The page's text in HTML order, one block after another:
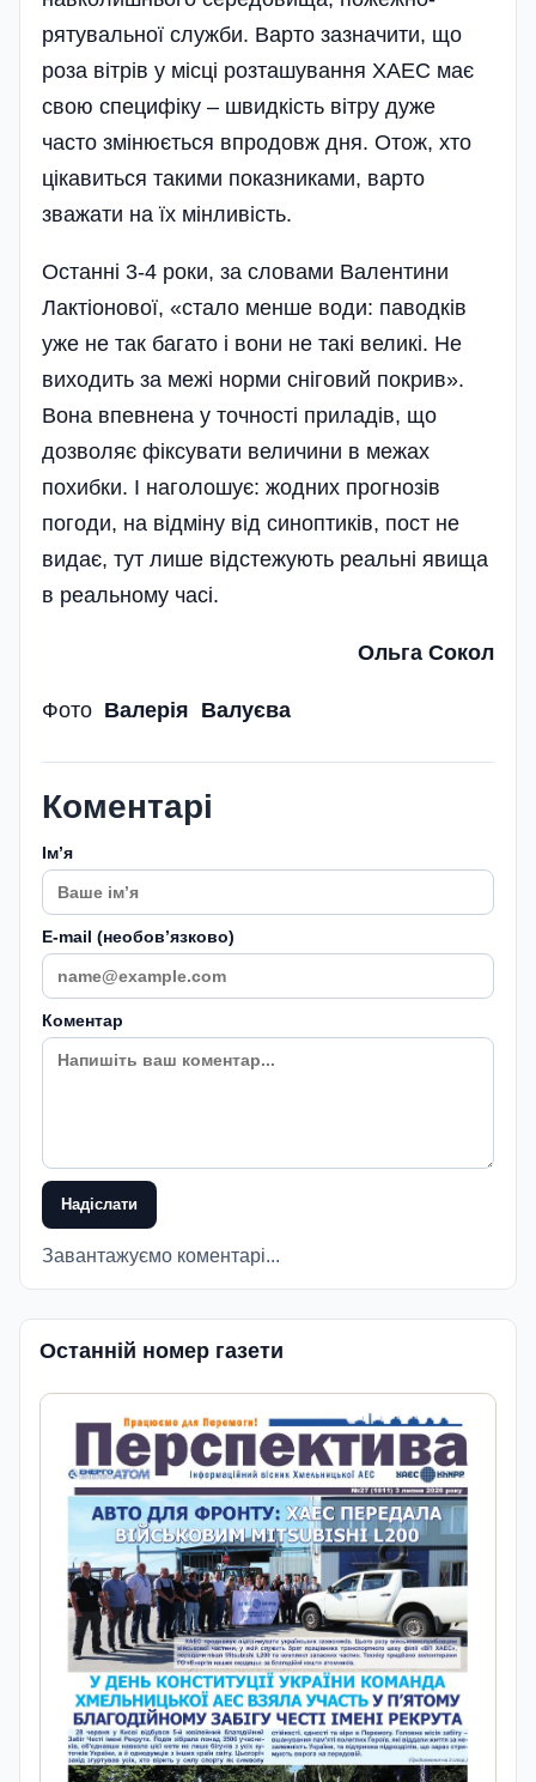
рятувальн­ої служби. Варто за­значити, що
роза вітрів у місці розташування ХАЕС має
свою специфіку – швидкість вітру дуже
часто змінюється впродовж дня. Отож, хто
цікавиться такими показниками, варто
зважати на їх мінливість.
Останні 3-4 роки, за словами Валентини
Лактіонової, «стало менше води: паводків
уже не так багато і вони не такі великі. Не
виходить за межі норми сніговий покрив».
Вона впевнена у точності приладів, що
дозволяє фіксувати величини в межах
похибки. І наголошує: жодних прогнозів
погоди, на відміну від синоптиків, пост не
видає, тут лише відстежують реальні явища
в реальному часі.
Ольга Сокол
Фото Валерія Валуєва
Коментарі
Імʼя
E-mail (необовʼязково)
Коментар
Надіслати
Завантажуємо коментарі...
Останній номер газети